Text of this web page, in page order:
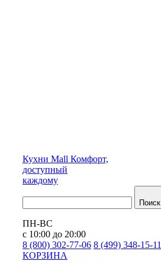
Кухни Mall Комфорт,
доступный
каждому
Поиск
ПН-ВС
с 10:00 до 20:00
8 (800) 302-77-06 8 (499) 348-15-11
КОРЗИНА